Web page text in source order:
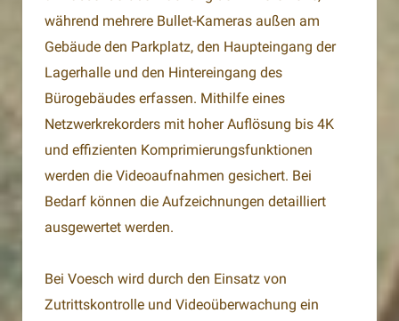
während mehrere Bullet-Kameras außen am
Gebäude den Parkplatz, den Haupteingang der
Lagerhalle und den Hintereingang des
Bürogebäudes erfassen. Mithilfe eines
Netzwerkrekorders mit hoher Auflösung bis 4K
und effizienten Komprimierungsfunktionen
werden die Videoaufnahmen gesichert. Bei
Bedarf können die Aufzeichnungen detailliert
ausgewertet werden.
Bei Voesch wird durch den Einsatz von
Zutrittskontrolle und Videoüberwachung ein